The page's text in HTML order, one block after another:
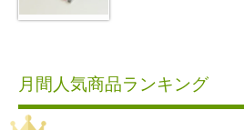
月間人気商品ランキング